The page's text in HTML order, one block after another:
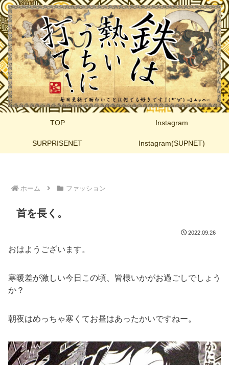
TOP Instagram
SURPRISENET Instagram(SUPNET)
ホーム ファッション
首を長く。
2022.09.26
おはようございます。
寒暖差が激しい今日この頃、皆様いかがお過ごしでしょう
か？
朝夜はめっちゃ寒くてお昼はあったかいですねー。